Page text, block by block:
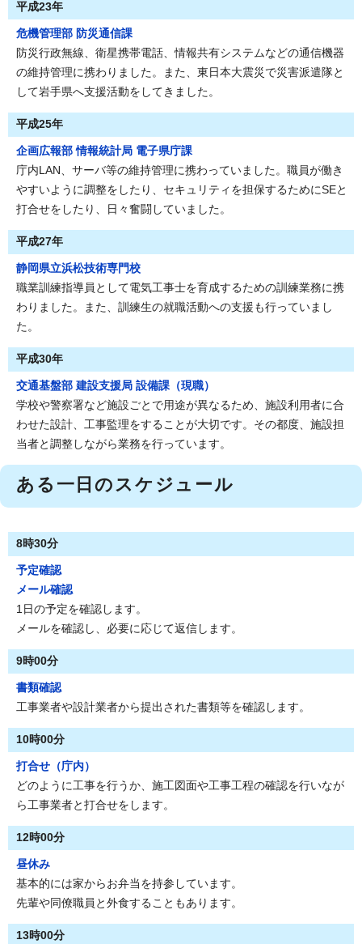
平成23年
危機管理部 防災通信課
防災行政無線、衛星携帯電話、情報共有システムなどの通信機器
の維持管理に携わりました。また、東日本大震災で災害派遣隊と
して岩手県へ支援活動をしてきました。
平成25年
企画広報部 情報統計局 電子県庁課
庁内LAN、サーバ等の維持管理に携わっていました。職員が働き
やすいように調整をしたり、セキュリティを担保するためにSEと
打合せをしたり、日々奮闘していました。
平成27年
静岡県立浜松技術専門校
職業訓練指導員として電気工事士を育成するための訓練業務に携
わりました。また、訓練生の就職活動への支援も行っていまし
た。
平成30年
交通基盤部 建設支援局 設備課（現職）
学校や警察署など施設ごとで用途が異なるため、施設利用者に合
わせた設計、工事監理をすることが大切です。その都度、施設担
当者と調整しながら業務を行っています。
ある一日のスケジュール
8時30分
予定確認
メール確認
1日の予定を確認します。
メールを確認し、必要に応じて返信します。
9時00分
書類確認
工事業者や設計業者から提出された書類等を確認します。
10時00分
打合せ（庁内）
どのように工事を行うか、施工図面や工事工程の確認を行いなが
ら工事業者と打合せをします。
12時00分
昼休み
基本的には家からお弁当を持参しています。
先輩や同僚職員と外食することもあります。
13時00分